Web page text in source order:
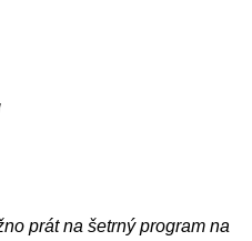
prát na šetrný program na